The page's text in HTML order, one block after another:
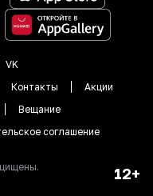
VK
Контакты
Акции
Вещание
соглашение
12+